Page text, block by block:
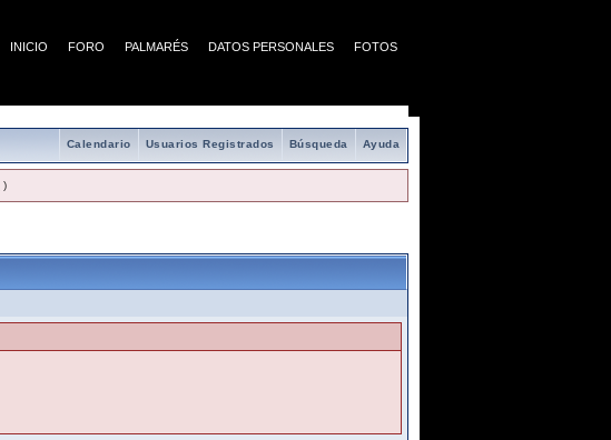
INICIO FORO PALMARÉS DATOS PERSONALES FOTOS
Ayuda
Búsqueda
Usuarios Registrados
Calendario
)